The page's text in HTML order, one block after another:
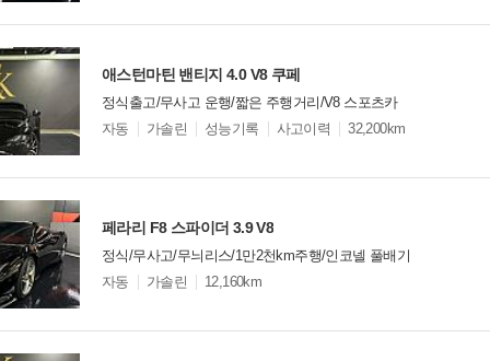
션
애스턴마틴 밴티지 4.0 V8 쿠페
정식출고/무사고 운행/짧은 주행거리/V8 스포츠카
모
션
자동 가솔린 성능기록 사고이력 32,200km
페라리 F8 스파이더 3.9 V8
정식/무사고/무늬리스/1만2천km주행/인코넬 풀배기
모
션
자동 가솔린 12,160km